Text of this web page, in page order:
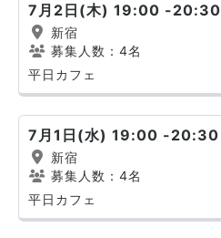
7月2日(木) 19:00 -20:30
新宿
募集人数：4名
平日カフェ
7月1日(水) 19:00 -20:30
新宿
募集人数：4名
平日カフェ